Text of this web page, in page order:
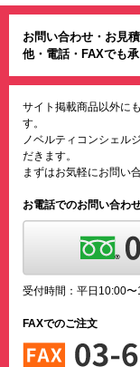
お問い合わせ・お見
他・電話・FAXでも
サイト掲載商品以外に
す。
ノベルティコンシェル
だきます。
まずはお気軽にお問い
お電話でのお問い合わ
受付時間：平日10:00
FAXでのご注文